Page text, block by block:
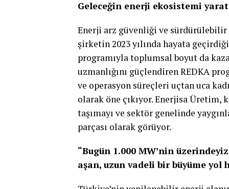
Geleceğin enerji ekosistemi
Enerji arz güvenliği ve sürdürülebilir
şirketin 2023 yılında hayata
programıyla toplumsal boyut da
uzmanlığını güçlendiren REDKA
ve operasyon süreçleri uçtan uca
olarak öne çıkıyor. Enerjisa Üretim,
taşımayı ve sektör genelinde
parçası olarak görüyor.
“Bugün 1.000 MW’nin
aşan, uzun vadeli bir büyüme yol